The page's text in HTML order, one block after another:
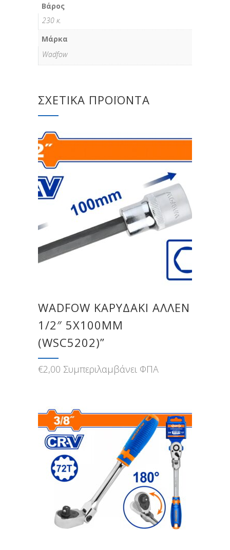
Βάρος
230 κ.
Μάρκα
Wadfow
ΣΧΕΤΙΚΆ ΠΡΟΪΌΝΤΑ
WADFOW ΚΑΡΥΔΑΚΙ ΑΛΛΕΝ
1/2″ 5Χ100MM
(WSC5202)”
€2,00 Συμπεριλαμβάνει ΦΠΑ